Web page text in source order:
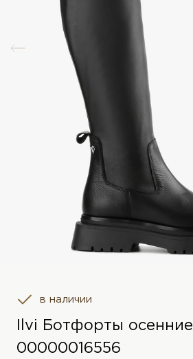
в наличии
Ilvi Ботфорты осенние
00000016556